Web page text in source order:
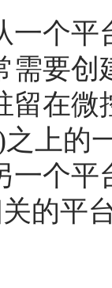
一个
要创
留在
上的
一个
的平